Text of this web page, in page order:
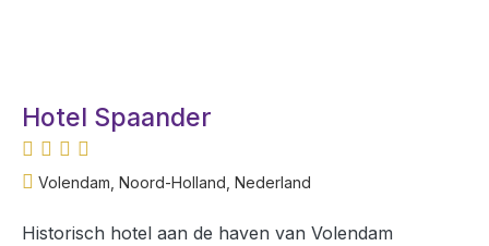
Hotel Spaander
Volendam, Noord-Holland, Nederland
Historisch hotel aan de haven van Volendam